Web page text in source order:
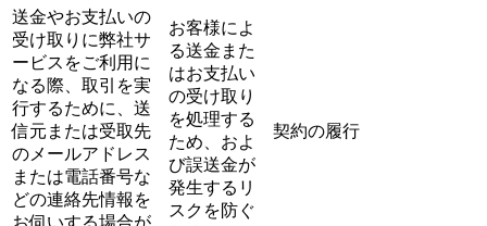
送金やお支払いの
受け取りに弊社サ
ービスをご利用に
なる際、取引を実
行するために、送
信元または受取先
のメールアドレス
または電話番号な
どの連絡先情報を
お伺いする場合が
お客様によ
る送金また
はお支払い
の受け取り
を処理する
ため、およ
び誤送金が
発生するリ
スクを防ぐ
契約の履行